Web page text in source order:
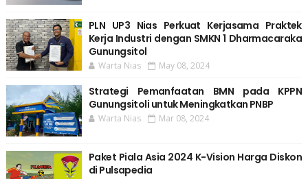
PLN UP3 Nias Perkuat Kerjasama Praktek
Kerja Industri dengan SMKN 1 Dharmacaraka
Gunungsitol
Warta Nias May 08, 2024
Strategi Pemanfaatan BMN pada KPPN
Gunungsitoli untuk Meningkatkan PNBP
Warta Nias Mar 08, 2024
Paket Piala Asia 2024 K-Vision Harga Diskon
di Pulsapedia